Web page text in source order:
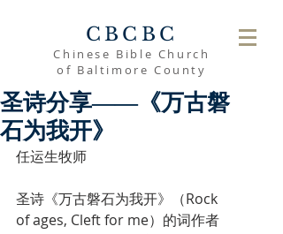
CBCBC
Chinese Bible Church
of Baltimore County
圣诗分享——《万古磐
石为我开》
任运生牧师
圣诗《万古磐石为我开》（Rock
of ages, Cleft for me）的词作者